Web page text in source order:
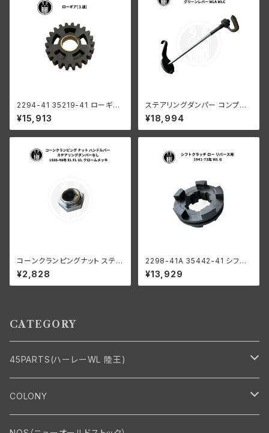
2294-41 35219-41 ローギア
1速
¥15,913
ステアリングダンパー コンプリ
ート グリーンレバー ハーレーダ
ビッドソン WLA WLC
¥18,994
コーンクランピングナット ステア
リングダンパーなし 1936-48
年 EL FL UL クローム
¥2,828
2298-41A 35442-41 シフト
クラッチ ロー リバース用 ハー
レーダビッドソン 1941-73年
WL G
¥13,929
CATEGORY
45PARTS(ハーレーWL 陸王)
エンジン
エンジン・シリンダーヘッド
COLONY